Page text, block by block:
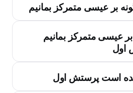
بر عیسی متمرکز بمانیم
عیسی متمرکز بمانیم
اول
است پرستش اول